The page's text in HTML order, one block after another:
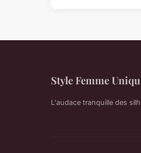
Style Femme
L'audace tranquille des